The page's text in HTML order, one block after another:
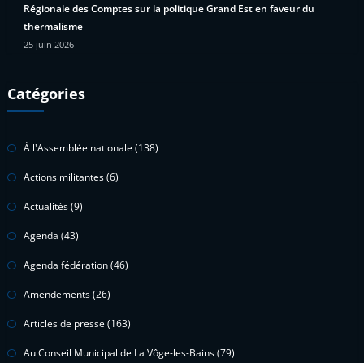
Régionale des Comptes sur la politique Grand Est en faveur du
thermalisme
25 juin 2026
Catégories
À l'Assemblée nationale (138)
Actions militantes(6)
Actualités(9)
Agenda (43)
Agenda fédération(46)
Amendements(26)
Articles de presse (163)
Au Conseil Municipal de La Vôge-les-Bains(79)